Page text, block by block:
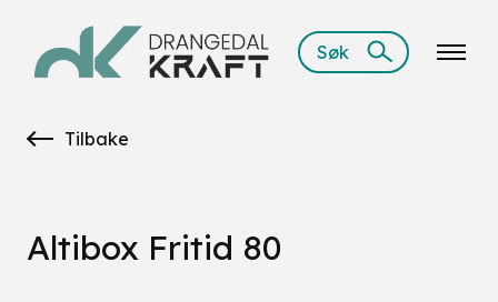
Søk
Tilbake
Altibox Fritid 80